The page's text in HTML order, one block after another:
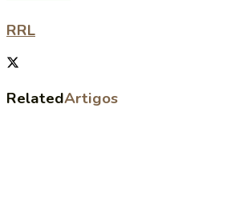
RRL
RelatedArtigos